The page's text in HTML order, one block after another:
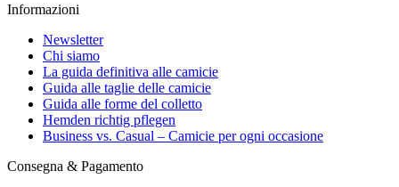
Informazioni
Newsletter
Chi siamo
La guida definitiva alle camicie
Guida alle taglie delle camicie
Guida alle forme del colletto
Hemden richtig pflegen
Business vs. Casual – Camicie per ogni occasione
Consegna & Pagamento